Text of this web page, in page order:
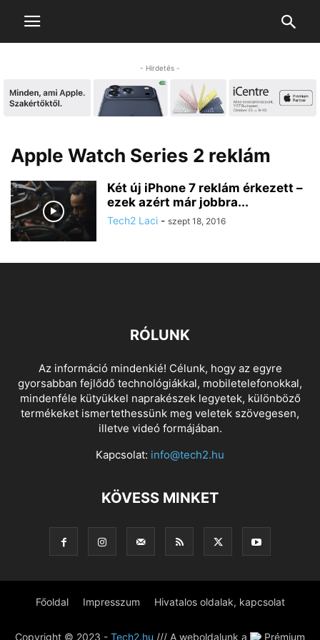
- Hirdetés -
Apple Watch Series 2 reklám
Két új iPhone 7 reklám érkezett –
ezek azért már jobbra...
Tech2 Laci - szept 18, 2016
RÓLUNK
Az információ mindenkié! Célunk, hogy az egyre
gyorsabban fejlődő technológiákkal, mobiletelefonokkal,
mindenféle kütyükkel naprakészek legyetek, különböző
termékeket ismertethessünk meg veletek szövegesen,
illetve videó formájában.
Kapcsolat: info@tech2.hu
KÖVESS MINKET
Főoldal Impresszum Hivatalos oldalak, kapcsolat
Copyright © 2023 - Tech2.hu /// A weboldalunk a Prémium